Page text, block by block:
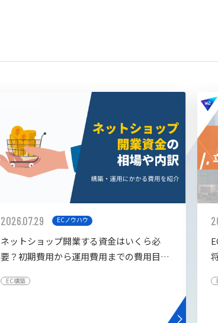
2026.07.29 ECノウハウ
ネットショップ開業する資金はいくら必
要？初期費用から運用費用までの費用目安
EC構築